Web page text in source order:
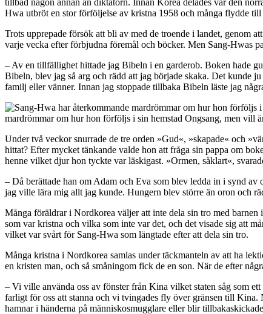
Hwa utbröt en stor förföljelse av kristna 1958 och många flydde
Trots upprepade försök att bli av med de troende i landet, genom
varje vecka efter förbjudna föremål och böcker. Men Sang-Hwas
– Av en tillfällighet hittade jag Bibeln i en garderob. Boken hade
Bibeln, blev jag så arg och rädd att jag började skaka. Det kunde
familj eller vänner. Innan jag stoppade tillbaka Bibeln läste jag
mardrömmar om hur hon förföljs i sin hemstad Ongsang, men
Under två veckor snurrade de tre orden »Gud«, »skapade« och
hittat? Efter mycket tänkande valde hon att fråga sin pappa om
henne vilket djur hon tyckte var läskigast. »Ormen, såklart«,
– Då berättade han om Adam och Eva som blev ledda in i synd
jag ville lära mig allt jag kunde. Hungern blev större än oron och
Många föräldrar i Nordkorea väljer att inte dela sin tro med
som var kristna och vilka som inte var det, och det visade sig att
vilket var svårt för Sang-Hwa som längtade efter att dela sin tro.
Många kristna i Nordkorea samlas under täckmanteln av att ha
en kristen man, och så småningom fick de en son. När de efter
– Vi ville använda oss av fönster från Kina vilket staten såg som
farligt för oss att stanna och vi tvingades fly över gränsen till Kina.
hamnar i händerna på människosmugglare eller blir